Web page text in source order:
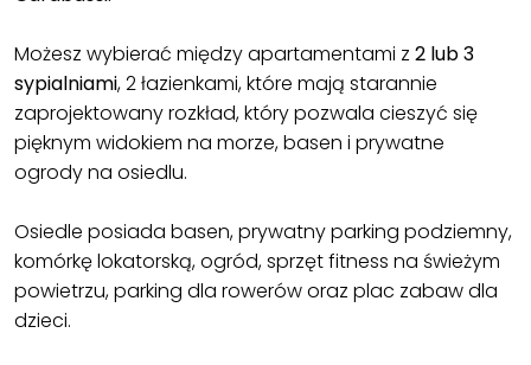
Możesz wybierać między apartamentami z 2 lub 3
sypialniami, 2 łazienkami, które mają starannie
zaprojektowany rozkład, który pozwala cieszyć się
pięknym widokiem na morze, basen i prywatne
ogrody na osiedlu.
Osiedle posiada basen, prywatny parking podziemny,
komórkę lokatorską, ogród, sprzęt fitness na świeżym
powietrzu, parking dla rowerów oraz plac zabaw dla
dzieci.